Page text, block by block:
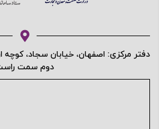
دفتر مرکزی: اصفهان، خیابان سجاد،
دوم سمت